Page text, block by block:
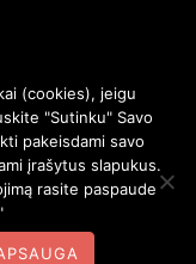
svetainesideja.lt
(cookies), jeigu
"Sutinku" Savo
pakeisdami savo
įrašytus slapukus.
rasite paspaude